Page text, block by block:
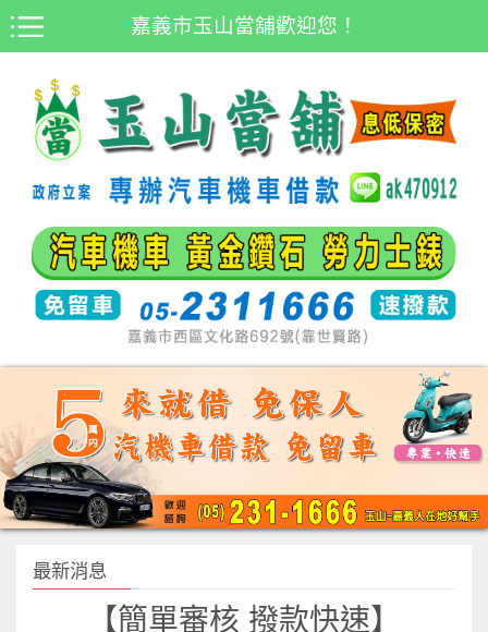
嘉義市玉山當舖歡迎您！
最新消息
【簡單審核 撥款快速】